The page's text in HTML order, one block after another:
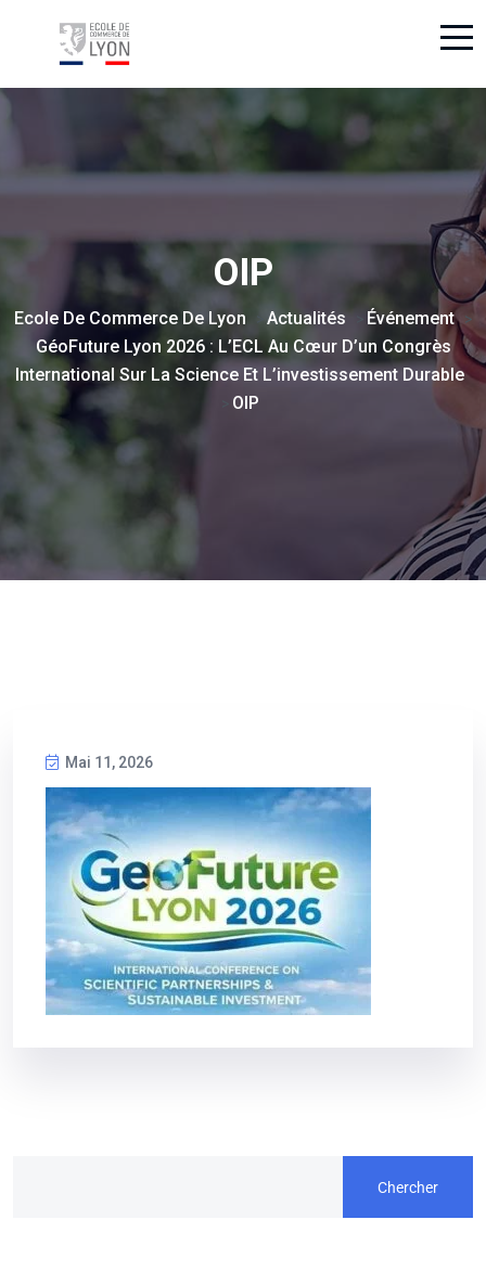
OIP
Ecole De Commerce De Lyon Actualités Événement >
GéoFuture Lyon 2026 : L’ECL Au Cœur D’un Congrès
International Sur La Science Et L’investissement Durable
OIP
Mai 11, 2026
Chercher